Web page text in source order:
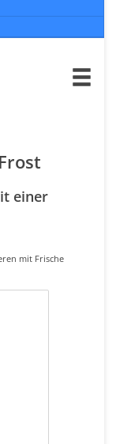
einer
mit Frische